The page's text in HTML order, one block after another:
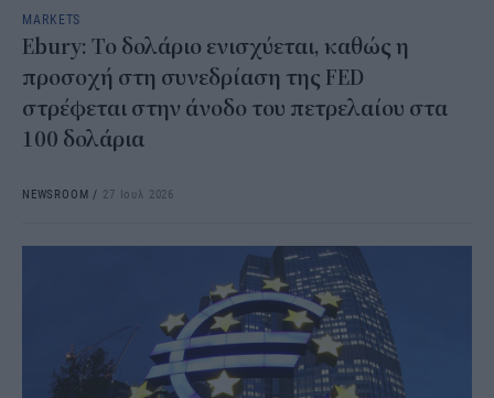
MARKETS
Ebury: Το δολάριο ενισχύεται, καθώς η
προσοχή στη συνεδρίαση της FED
στρέφεται στην άνοδο του πετρελαίου στα
100 δολάρια
NEWSROOM / 27 Ιουλ 2026